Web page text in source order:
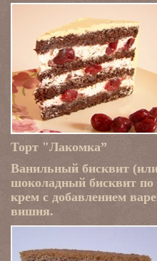
Торт "Лакомка”
Ванильный бисквит
шоколадный бисквит
крем с добавлением
вишня.